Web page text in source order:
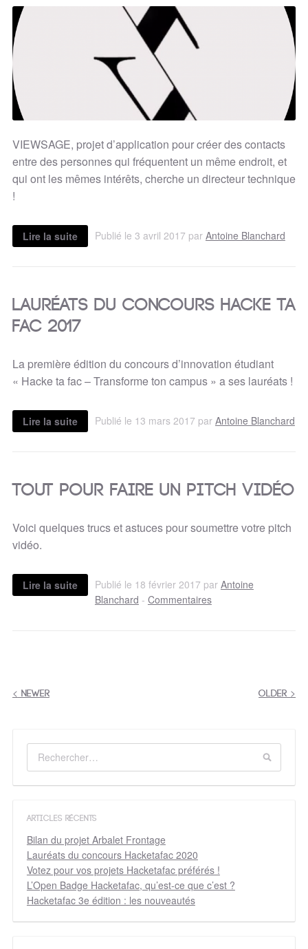
VIEWSAGE, projet d’application pour créer des contacts
entre des personnes qui fréquentent un même endroit, et
qui ont les mêmes intérêts, cherche un directeur technique
!
Lire la suite Publié le 3 avril 2017 par Antoine Blanchard
Lauréats du concours Hacke ta
fac 2017
La première édition du concours d’innovation étudiant
« Hacke ta fac – Transforme ton campus » a ses lauréats !
Lire la suite Publié le 13 mars 2017 par Antoine Blanchard
Tout pour faire un pitch vidéo
Voici quelques trucs et astuces pour soumettre votre pitch
vidéo.
Lire la suite Publié le 18 février 2017 par Antoine
Blanchard - Commentaires
OLDER >
< NEWER
ARTICLES RÉCENTS
Bilan du projet Arbalet Frontage
Lauréats du concours Hacketafac 2020
Votez pour vos projets Hacketafac préférés !
L’Open Badge Hacketafac, qu’est-ce que c’est ?
Hacketafac 3e édition : les nouveautés